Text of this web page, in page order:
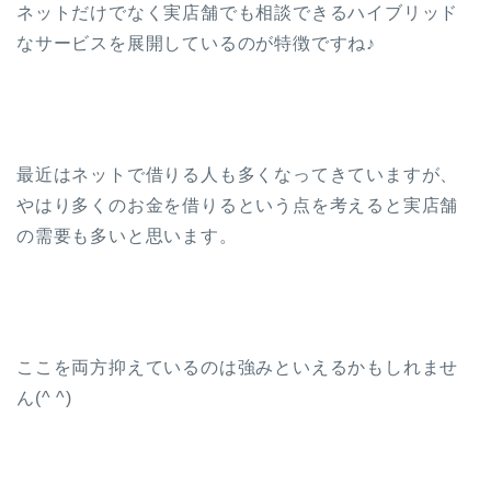
ネットだけでなく実店舗でも相談できるハイブリッド
なサービスを展開しているのが特徴ですね♪
最近はネットで借りる人も多くなってきていますが、
やはり多くのお金を借りるという点を考えると実店舗
の需要も多いと思います。
ここを両方抑えているのは強みといえるかもしれませ
ん(^ ^)